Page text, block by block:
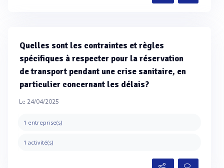
Quelles sont les contraintes et règles
spécifiques à respecter pour la réservation
de transport pendant une crise sanitaire, en
particulier concernant les délais?
Le 24/04/2025
1 entreprise(s)
1 activité(s)